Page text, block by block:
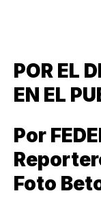
POR EL
EN EL
Por
Foto